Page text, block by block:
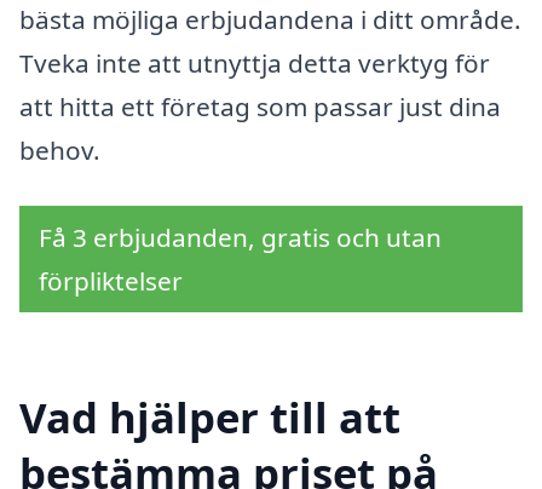
bästa möjliga erbjudandena i ditt område.
Tveka inte att utnyttja detta verktyg för
att hitta ett företag som passar just dina
behov.
Få 3 erbjudanden, gratis och utan
förpliktelser
Vad hjälper till att
bestämma priset på